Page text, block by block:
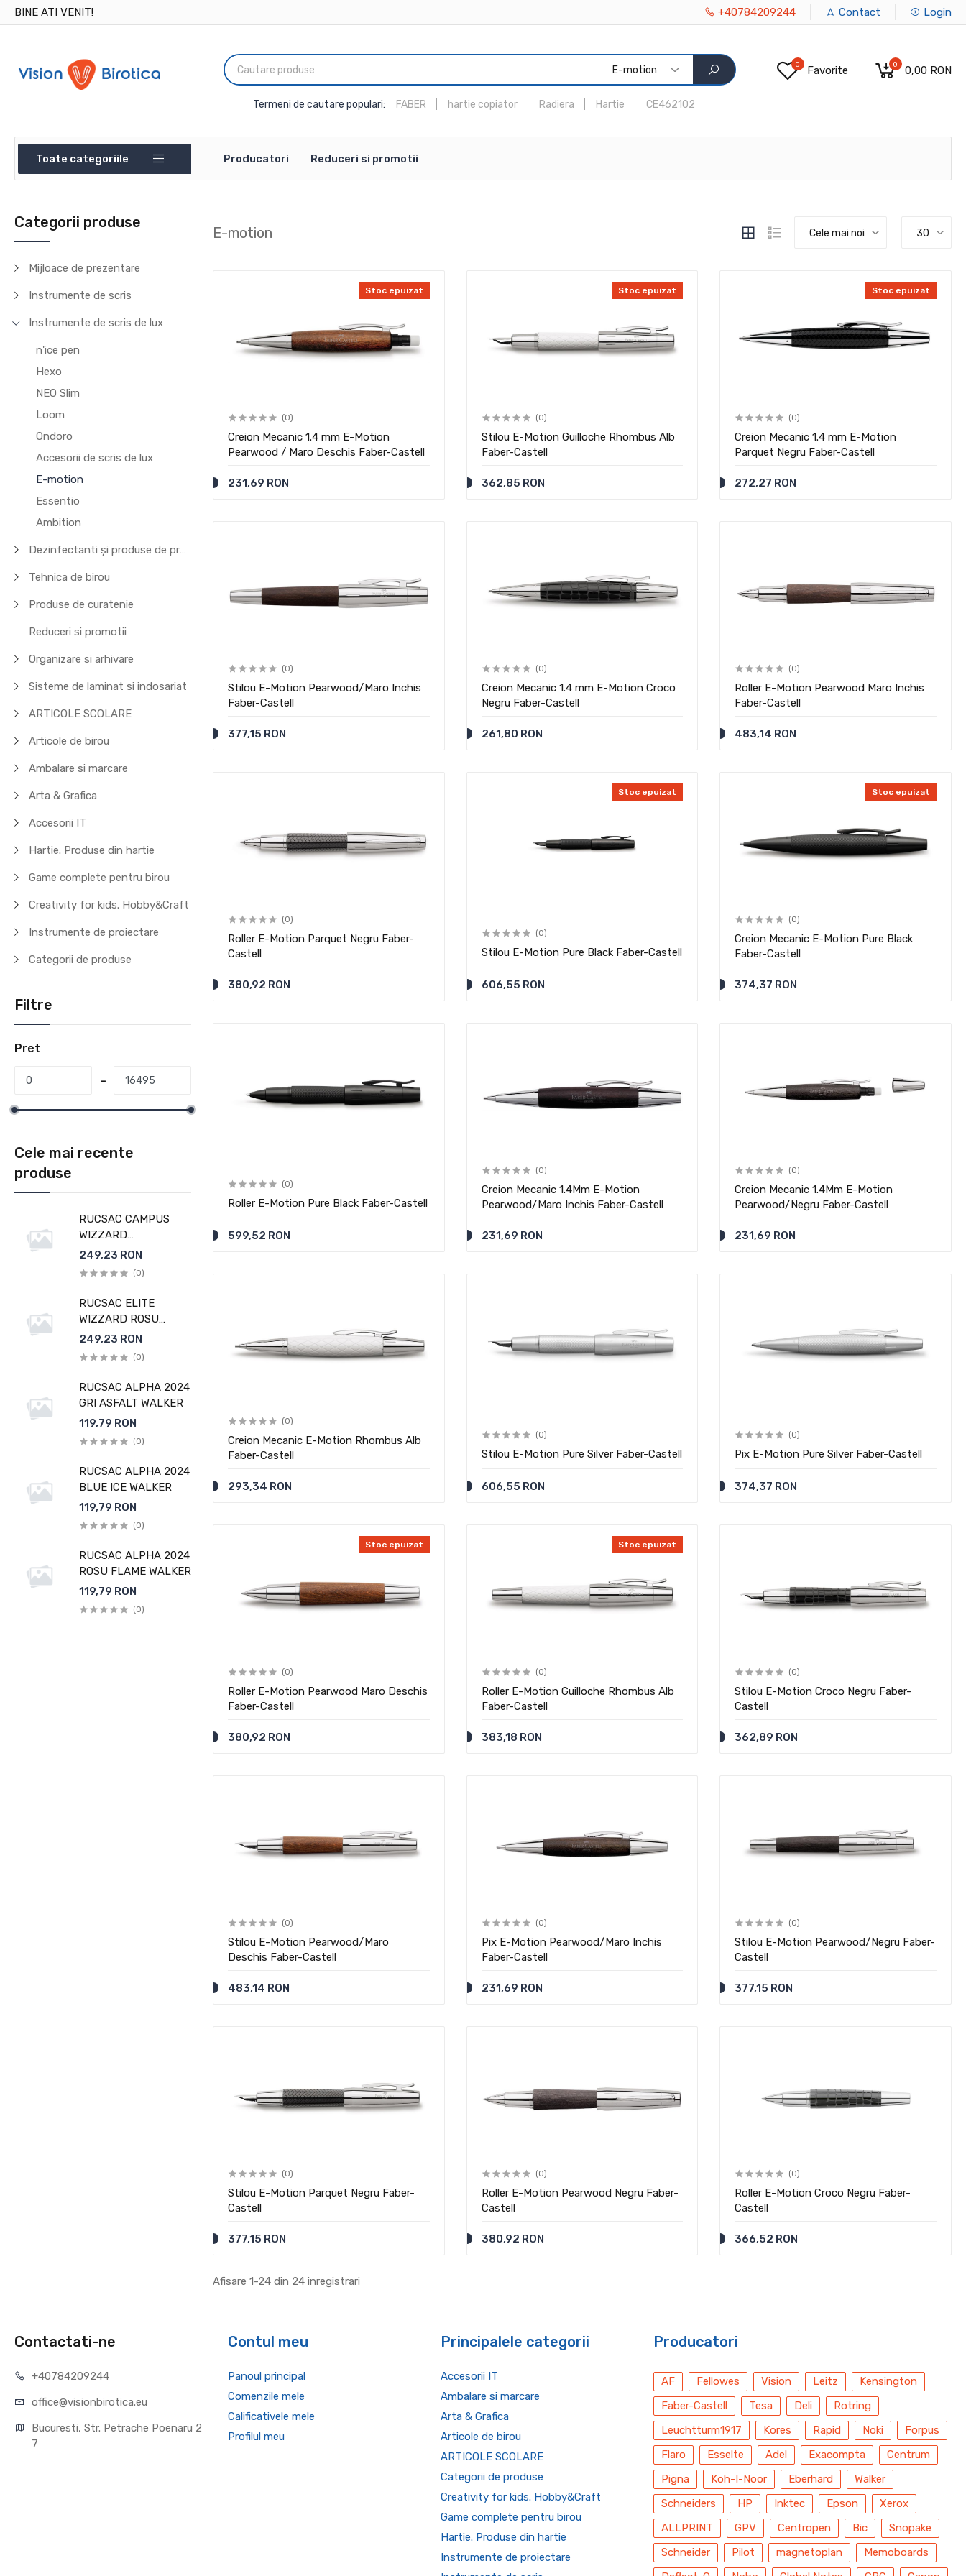
BINE ATI VENIT! +40784209244 Contact Login
E-motion
Termeni de cautare populari: FABER hartie copiator Radiera Hartie CE462102
0 Favorite 0 0,00 RON
Toate categoriile Producatori Reduceri si promotii
Categorii produse
Mijloace de prezentare
Instrumente de scris
Instrumente de scris de lux
n'ice pen
Hexo
NEO Slim
Loom
Ondoro
Accesorii de scris de lux
E-motion
Essentio
Ambition
Dezinfectanti și produse de protecție
Tehnica de birou
Produse de curatenie
Reduceri si promotii
Organizare si arhivare
Sisteme de laminat si indosariat
ARTICOLE SCOLARE
Articole de birou
Ambalare si marcare
Arta & Grafica
Accesorii IT
Hartie. Produse din hartie
Game complete pentru birou
Creativity for kids. Hobby&Craft
Instrumente de proiectare
Categorii de produse
Filtre
Pret
Cele mai recente
produse
RUCSAC CAMPUS
WIZZARD
ALBASTRU-BLEU
WALKER
249,23 RON
(0)
RUCSAC ELITE
WIZZARD ROSU
MELANGE WALKER
249,23 RON
(0)
RUCSAC ALPHA 2024
GRI ASFALT WALKER
119,79 RON
(0)
RUCSAC ALPHA 2024
BLUE ICE WALKER
119,79 RON
(0)
RUCSAC ALPHA 2024
ROSU FLAME WALKER
119,79 RON
(0)
E-motion Cele mai noi 30
Stoc epuizat
(0)
Creion Mecanic 1.4 mm E-Motion
Pearwood / Maro Deschis Faber-Castell
231,69 RON
Stoc epuizat
(0)
Stilou E-Motion Guilloche Rhombus Alb
Faber-Castell
362,85 RON
Stoc epuizat
(0)
Creion Mecanic 1.4 mm E-Motion
Parquet Negru Faber-Castell
272,27 RON
(0)
Stilou E-Motion Pearwood/Maro Inchis
Faber-Castell
377,15 RON
(0)
Creion Mecanic 1.4 mm E-Motion Croco
Negru Faber-Castell
261,80 RON
(0)
Roller E-Motion Pearwood Maro Inchis
Faber-Castell
483,14 RON
(0)
Roller E-Motion Parquet Negru Faber-
Castell
380,92 RON
Stoc epuizat
(0)
Stilou E-Motion Pure Black Faber-Castell
606,55 RON
Stoc epuizat
(0)
Creion Mecanic E-Motion Pure Black
Faber-Castell
374,37 RON
(0)
Roller E-Motion Pure Black Faber-Castell
599,52 RON
(0)
Creion Mecanic 1.4Mm E-Motion
Pearwood/Maro Inchis Faber-Castell
231,69 RON
(0)
Creion Mecanic 1.4Mm E-Motion
Pearwood/Negru Faber-Castell
231,69 RON
(0)
Creion Mecanic E-Motion Rhombus Alb
Faber-Castell
293,34 RON
(0)
Stilou E-Motion Pure Silver Faber-Castell
606,55 RON
(0)
Pix E-Motion Pure Silver Faber-Castell
374,37 RON
Stoc epuizat
(0)
Roller E-Motion Pearwood Maro Deschis
Faber-Castell
380,92 RON
Stoc epuizat
(0)
Roller E-Motion Guilloche Rhombus Alb
Faber-Castell
383,18 RON
(0)
Stilou E-Motion Croco Negru Faber-
Castell
362,89 RON
(0)
Stilou E-Motion Pearwood/Maro
Deschis Faber-Castell
483,14 RON
(0)
Pix E-Motion Pearwood/Maro Inchis
Faber-Castell
231,69 RON
(0)
Stilou E-Motion Pearwood/Negru Faber-
Castell
377,15 RON
(0)
Stilou E-Motion Parquet Negru Faber-
Castell
377,15 RON
(0)
Roller E-Motion Pearwood Negru Faber-
Castell
380,92 RON
(0)
Roller E-Motion Croco Negru Faber-
Castell
366,52 RON
Afisare 1-24 din 24 inregistrari
Contactati-ne
+40784209244
office@visionbirotica.eu
Bucuresti, Str. Petrache Poenaru 2
7
Contul meu
Panoul principal
Comenzile mele
Calificativele mele
Profilul meu
Principalele categorii
Accesorii IT
Ambalare si marcare
Arta & Grafica
Articole de birou
ARTICOLE SCOLARE
Categorii de produse
Creativity for kids. Hobby&Craft
Game complete pentru birou
Hartie. Produse din hartie
Instrumente de proiectare
Producatori
AF Fellowes Vision Leitz
Kensington
Faber-Castell
Tesa Deli
Rotring
Leuchtturm1917
Kores Rapid Noki
Forpus
Flaro
Esselte Adel Exacompta
Centrum
Pigna
Koh-I-Noor Eberhard
Walker
Schneiders
HP Inktec Epson
Xerox
ALLPRINT
GPV Centropen Bic
Snopake
Schneider
Pilot magnetoplan
Memoboards